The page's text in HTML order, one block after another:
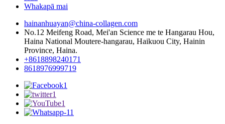
Whakapā mai
hainanhuayan@china-collagen.com
No.12 Meifeng Road, Mei'an Science me te Hangarau Hou,
Haina National Moutere-hangarau, Haikuou City, Hainin
Province, Haina.
+8618898240171
8618976999719